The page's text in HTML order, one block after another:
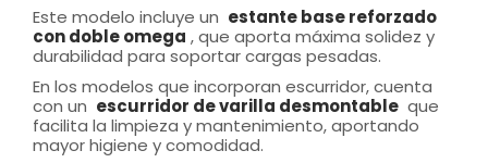
Este modelo incluye un estante base reforzado
con doble omega , que aporta máxima solidez y
durabilidad para soportar cargas pesadas.
En los modelos que incorporan escurridor, cuenta
con un escurridor de varilla desmontable que
facilita la limpieza y mantenimiento, aportando
mayor higiene y comodidad.